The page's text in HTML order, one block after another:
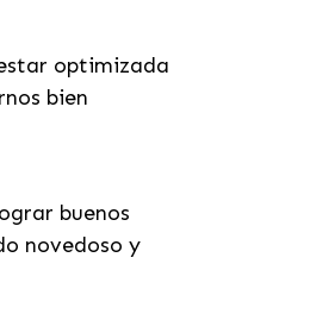
optimizada
bien
buenos
novedoso y